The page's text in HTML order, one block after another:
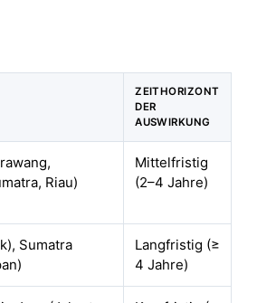
ZEITHORIZONT
DER
AUSWIRKUNG
Riau)
Mittelfristig
(2–4 Jahre)
Sumatra
Langfristig (≥
4 Jahre)